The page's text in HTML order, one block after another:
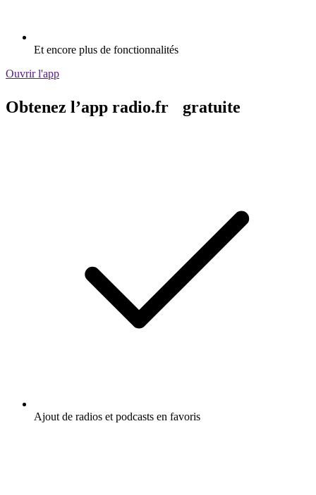
Et encore plus de fonctionnalités
Ouvrir l'app
Obtenez l’app radio.fr gratuite
Ajout de radios et podcasts en favoris